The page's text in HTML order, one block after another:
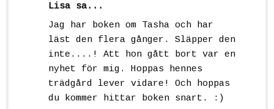
Lisa sa...
Jag har boken om Tasha och har
läst den flera gånger. Släpper den
inte....! Att hon gått bort var en
nyhet för mig. Hoppas hennes
trädgård lever vidare! Och hoppas
du kommer hittar boken snart. :)